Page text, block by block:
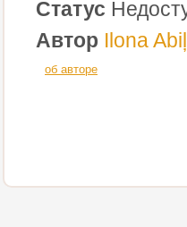
Статус
Автор Ilona
об авторе